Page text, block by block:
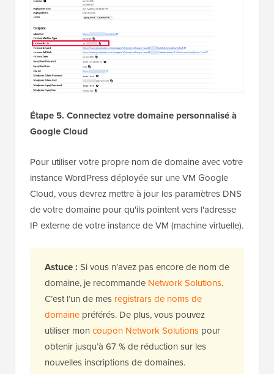
Étape 5. Connectez votre domaine personnalisé à
Google Cloud
Pour utiliser votre propre nom de domaine avec votre
instance WordPress déployée sur une VM Google
Cloud, vous devrez mettre à jour les paramètres DNS
de votre domaine pour qu'ils pointent vers l'adresse
IP externe de votre instance de VM (machine virtuelle).
Astuce : Si vous n’avez pas encore de nom de
domaine, je recommande Network Solutions.
C’est l’un de mes registrars de noms de
domaine préférés. De plus, vous pouvez
utiliser mon coupon Network Solutions pour
obtenir jusqu’à 67 % de réduction sur les
nouvelles inscriptions de domaines.